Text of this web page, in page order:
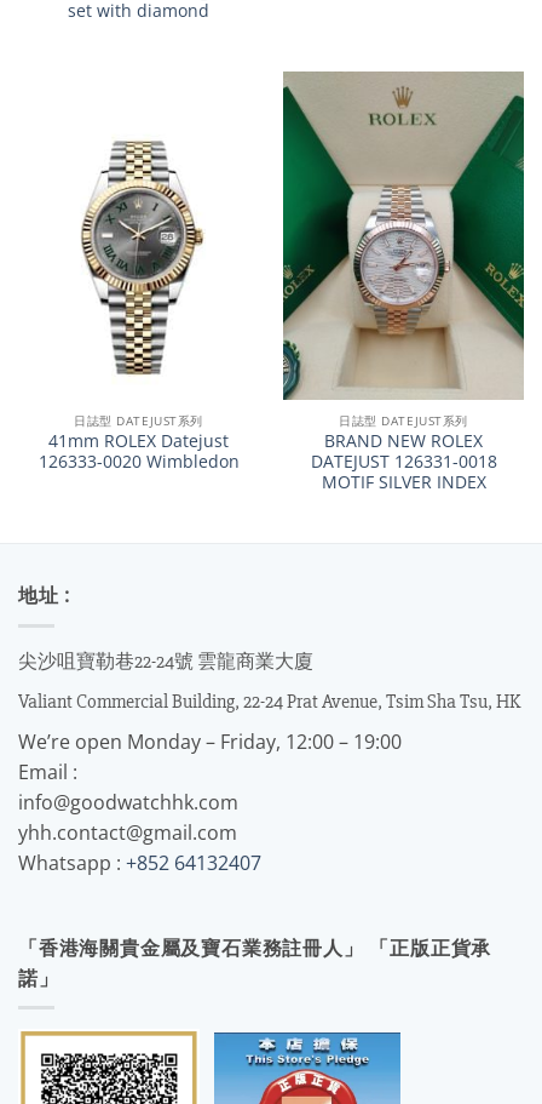
set with diamond
日誌型 DATEJUST系列
41mm ROLEX Datejust
126333-0020 Wimbledon
日誌型 DATEJUST系列
BRAND NEW ROLEX
DATEJUST 126331-0018
MOTIF SILVER INDEX
地址 :
尖沙咀寶勒巷22-24號 雲龍商業大廈
Valiant Commercial Building, 22-24 Prat Avenue, Tsim Sha Tsu, HK
We’re open Monday – Friday, 12:00 – 19:00
Email :
info@goodwatchhk.com
yhh.contact@gmail.com
Whatsapp : +852 64132407
「香港海關貴金屬及寶石業務註冊人」 「正版正貨承
諾」